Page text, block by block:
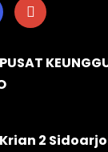
Krian 2